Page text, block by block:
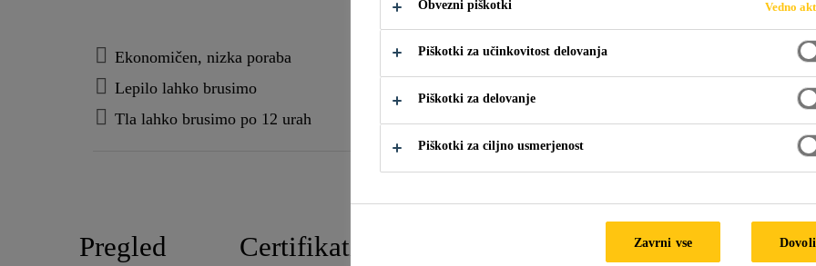
Ekonomičen, nizka poraba
Lepilo lahko brusimo
Tla lahko brusimo po 12 urah
Pregled Certifikati Podrobnosti proizvoda
Obvezni piškotki Vedno
Piškotki za učinkovitost delovanja
Piškotki za delovanje
Piškotki za ciljno usmerjenost
Zavrni vse